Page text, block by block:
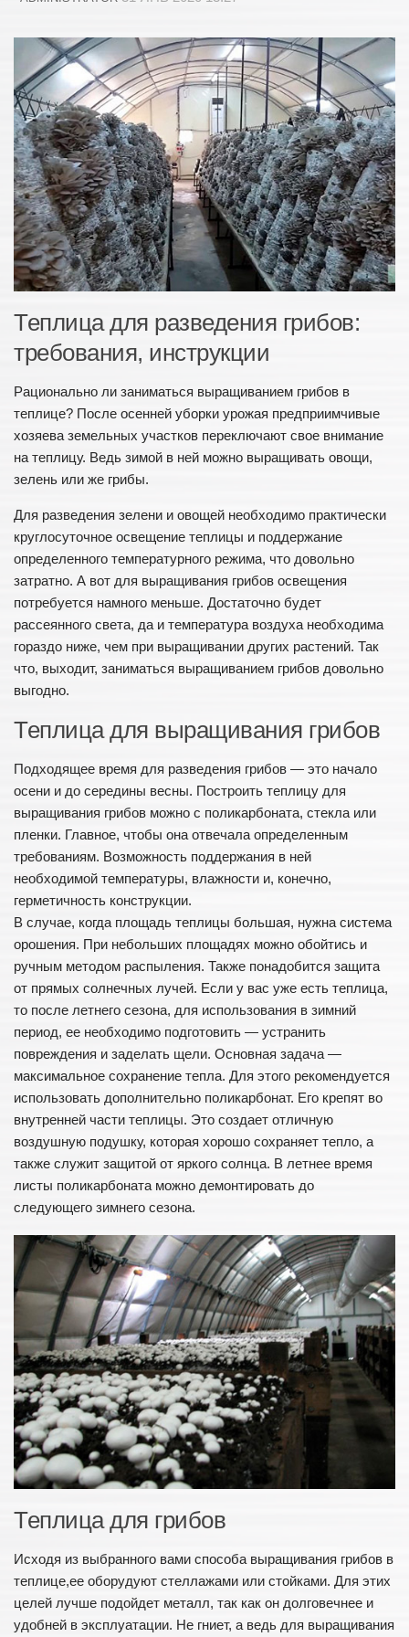
Животноводство
Советы фермерам
Содержание и уход
Корма
Бизнес план
Книги
Растениеводство
Советы огородникам
Семена и рассада
Бизнес идеи
Книги
Строительство
Хоз. постройки
Ландшафтный дизайн
Приусадебные постройки
Дачный дом
Сельский дом
Забор и ворота
Теплица для разведения грибов:
требования, инструкции
Рационально ли заниматься выращиванием грибов в
теплице? После осенней уборки урожая предприимчивые
хозяева земельных участков переключают свое внимание
на теплицу. Ведь зимой в ней можно выращивать овощи,
зелень или же грибы.
Для разведения зелени и овощей необходимо практически
круглосуточное освещение теплицы и поддержание
определенного температурного режима, что довольно
затратно. А вот для выращивания грибов освещения
потребуется намного меньше. Достаточно будет
рассеянного света, да и температура воздуха необходима
гораздо ниже, чем при выращивании других растений. Так
что, выходит, заниматься выращиванием грибов довольно
выгодно.
Теплица для выращивания грибов
Подходящее время для разведения грибов — это начало
осени и до середины весны. Построить теплицу для
выращивания грибов можно с поликарбоната, стекла или
пленки. Главное, чтобы она отвечала определенным
требованиям. Возможность поддержания в ней
необходимой температуры, влажности и, конечно,
герметичность конструкции.
В случае, когда площадь теплицы большая, нужна система
орошения. При небольших площадях можно обойтись и
ручным методом распыления. Также понадобится защита
от прямых солнечных лучей. Если у вас уже есть теплица,
то после летнего сезона, для использования в зимний
период, ее необходимо подготовить — устранить
повреждения и заделать щели. Основная задача —
максимальное сохранение тепла. Для этого рекомендуется
использовать дополнительно поликарбонат. Его крепят во
внутренней части теплицы. Это создает отличную
воздушную подушку, которая хорошо сохраняет тепло, а
также служит защитой от яркого солнца. В летнее время
листы поликарбоната можно демонтировать до
следующего зимнего сезона.
Теплица для грибов
Исходя из выбранного вами способа выращивания грибов в
теплице,ее оборудуют стеллажами или стойками. Для этих
целей лучше подойдет металл, так как он долговечнее и
удобней в эксплуатации. Не гниет, а ведь для выращивания